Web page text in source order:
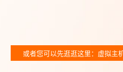
或者您可以先逛逛这里：虚拟主